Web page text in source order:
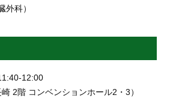
外科）
12:00
2階 コンベンションホール2・3）